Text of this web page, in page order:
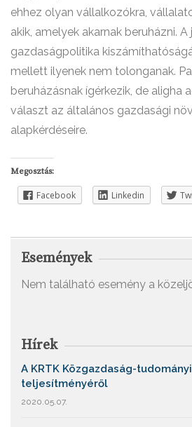
ehhez olyan vállalkozókra,
akik, amelyek akarnak beruházni.
gazdaságpolitika
mellett ilyenek nem tolonganak.
beruházásnak ígérkezik, de aligha
választ az általános gazdasági
alapkérdéseire.
Megosztás:
Facebook Linkedin
Események
Nem található esemény a
Hírek
A KRTK Közgazdaság-
teljesítményéről
2020.05.07.